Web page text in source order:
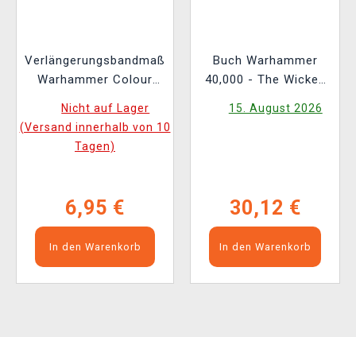
Verlängerungsbandmaß
Warhammer Colour
Nicht auf Lager
(Versand innerhalb von 10
Tagen)
6,95 €
In den Warenkorb
Buch Warhammer
40,000 - The Wicked
15. August 2026
30,12 €
In den Warenkorb